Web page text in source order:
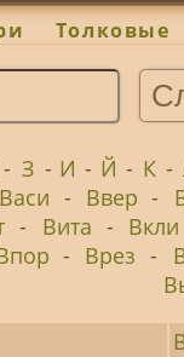
Толковые
- З - И - Й - К -
Васи - Ввер -
- Вита - Вкли
- Врез -